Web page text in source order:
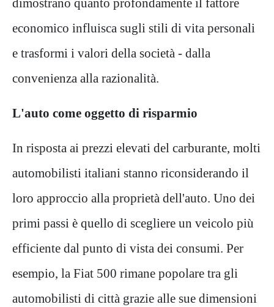
dimostrano quanto profondamente il fattore
economico influisca sugli stili di vita personali
e trasformi i valori della società - dalla
convenienza alla razionalità.
L'auto come oggetto di risparmio
In risposta ai prezzi elevati del carburante, molti
automobilisti italiani stanno riconsiderando il
loro approccio alla proprietà dell'auto. Uno dei
primi passi è quello di scegliere un veicolo più
efficiente dal punto di vista dei consumi. Per
esempio, la Fiat 500 rimane popolare tra gli
automobilisti di città grazie alle sue dimensioni